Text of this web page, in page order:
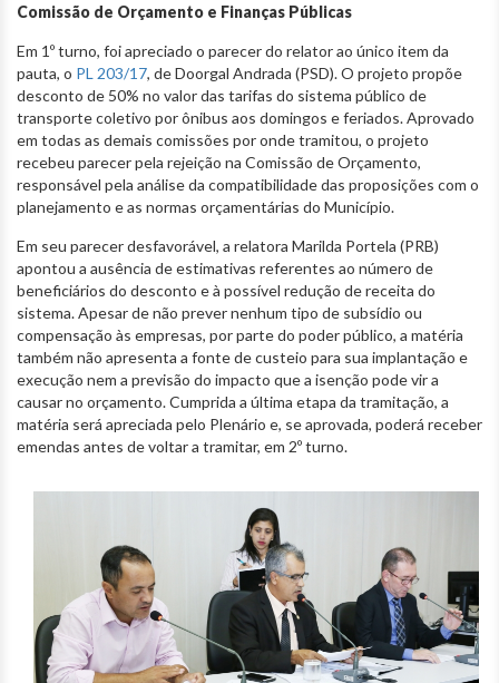
Comissão de Orçamento e Finanças Públicas
Em 1º turno, foi apreciado o parecer do relator ao único item da
pauta, o PL 203/17, de Doorgal Andrada (PSD). O projeto propõe
desconto de 50% no valor das tarifas do sistema público de
transporte coletivo por ônibus aos domingos e feriados. Aprovado
em todas as demais comissões por onde tramitou, o projeto
recebeu parecer pela rejeição na Comissão de Orçamento,
responsável pela análise da compatibilidade das proposições com o
planejamento e as normas orçamentárias do Município.
Em seu parecer desfavorável, a relatora Marilda Portela (PRB)
apontou a ausência de estimativas referentes ao número de
beneficiários do desconto e à possível redução de receita do
sistema. Apesar de não prever nenhum tipo de subsídio ou
compensação às empresas, por parte do poder público, a matéria
também não apresenta a fonte de custeio para sua implantação e
execução nem a previsão do impacto que a isenção pode vir a
causar no orçamento. Cumprida a última etapa da tramitação, a
matéria será apreciada pelo Plenário e, se aprovada, poderá receber
emendas antes de voltar a tramitar, em 2º turno.